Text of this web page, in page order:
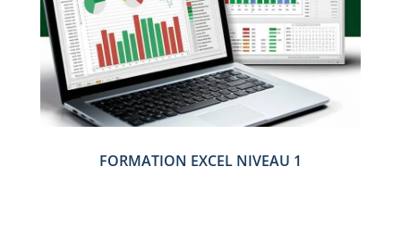
FORMATION EXCEL NIVEAU 1